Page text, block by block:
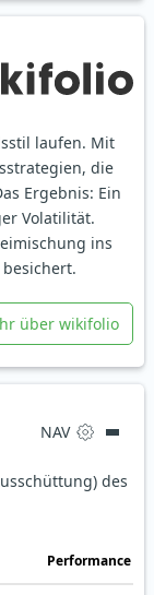
laufen. Mit
die
Ergebnis: Ein
Volatilität.
ins
über wikifolio
NAV
des
Perfor­mance